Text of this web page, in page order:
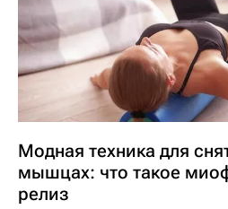
Модная техника для
мышцах: что такое
релиз